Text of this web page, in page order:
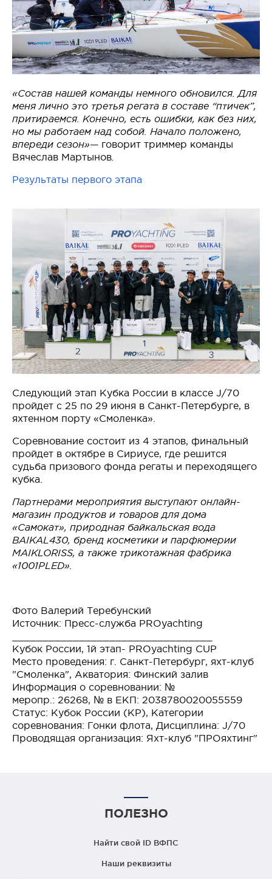
«Состав нашей команды немного обновился. Для
меня лично это третья регата в составе “птичек”,
притираемся. Конечно, есть ошибки, как без них,
но мы работаем над собой. Начало положено,
впереди сезон»— говорит триммер команды
Вячеслав Мартынов.
Результаты первого этапа
Следующий этап Кубка России в классе J/70
пройдет с 25 по 29 июня в Санкт-Петербурге, в
яхтенном порту «Смоленка».
Соревнование состоит из 4 этапов, финальный
пройдет в октябре в Сириусе, где решится
судьба призового фонда регаты и переходящего
кубка.
Партнерами мероприятия выступают онлайн-
магазин продуктов и товаров для дома
«Самокат», природная байкальская вода
BAIKAL430, бренд косметики и парфюмерии
MAIKLORISS, а также трикотажная фабрика
«1001PLED».
Фото Валерий Теребунский
Источник: Пресс-служба PROyachting
Кубок России, 1й этап- PROyachting CUP
Место проведения: г. Санкт-Петербург, яхт-клуб
"Смоленка", Акватория: Финский залив
Информация о соревновании: №
меропр.: 26268, № в ЕКП: 2038780020055559
Статус: Кубок России (КР), Категории
соревнования: Гонки флота, Дисциплина: J/70
Проводящая организация: Яхт-клуб "ПРОяхтинг"
ПОЛЕЗНО
Найти свой ID ВФПС
Наши реквизиты